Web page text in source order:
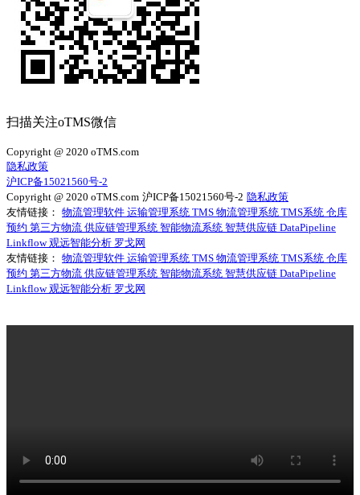
扫描关注oTMS微信
Copyright @ 2020 oTMS.com
隐私政策
沪ICP备15021560号-2
Copyright @ 2020 oTMS.com 沪ICP备15021560号-2 隐私政策
友情链接： 物流管理软件 运输管理系统 TMS 物流管理系统 TMS系统 仓库
预约 第三方物流 供应链管理系统 智能物流系统 智慧供应链 DataPipeline
Linkflow观远智能分析 罗戈网
友情链接： 物流管理软件 运输管理系统 TMS 物流管理系统 TMS系统 仓库
预约 第三方物流 供应链管理系统 智能物流系统 智慧供应链 DataPipeline
Linkflow观远智能分析 罗戈网